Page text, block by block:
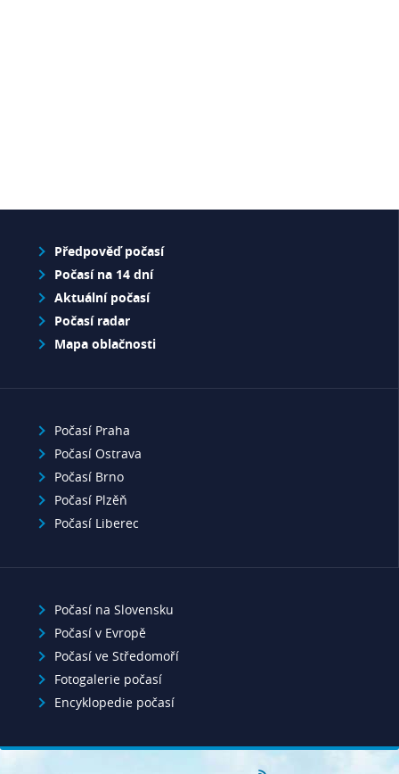
Předpověď počasí
Počasí na 14 dní
Aktuální počasí
Počasí radar
Mapa oblačnosti
Počasí Praha
Počasí Ostrava
Počasí Brno
Počasí Plzěň
Počasí Liberec
Počasí na Slovensku
Počasí v Evropě
Počasí ve Středomoří
Fotogalerie počasí
Encyklopedie počasí